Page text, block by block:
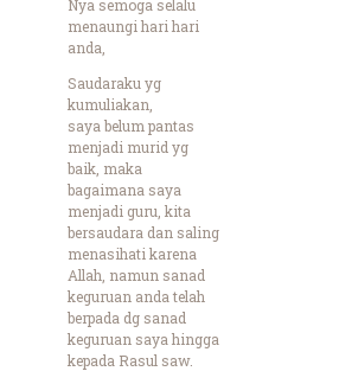
Nya semoga selalu
menaungi hari hari
anda,
Saudaraku yg
kumuliakan,
saya belum pantas
menjadi murid yg
baik, maka
bagaimana saya
menjadi guru, kita
bersaudara dan saling
menasihati karena
Allah, namun sanad
keguruan anda telah
berpada dg sanad
keguruan saya hingga
kepada Rasul saw.